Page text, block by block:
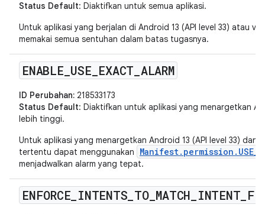
Status Default: Diaktifkan untuk semua aplikasi.
Untuk aplikasi yang berjalan di Android 13 (API level 33) atau
memakai semua sentuhan dalam batas tugasnya.
ENABLE USE EXACT ALARM
ID Perubahan: 218533173
Status Default: Diaktifkan untuk aplikasi yang menargetkan
lebih tinggi.
Untuk aplikasi yang menargetkan Android 13 (API level 33) dan
tertentu dapat menggunakan
menjadwalkan alarm yang tepat.
ENFORCE INTENTS TO_ MATCH INTENT